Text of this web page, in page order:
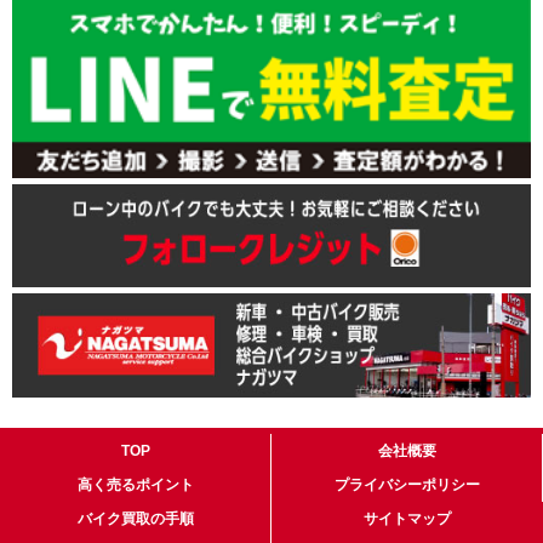
TOP
高く売るポイント
バイク買取の手順
会社概要
プライバシーポリシー
サイトマップ